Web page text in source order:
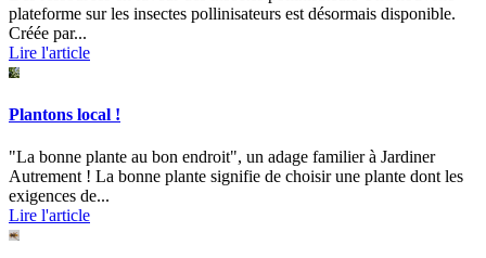
plateforme sur les insectes pollinisateurs est désormais disponible.
Créée par...
Lire l'article
Plantons local !
"La bonne plante au bon endroit", un adage familier à Jardiner
Autrement ! La bonne plante signifie de choisir une plante dont les
exigences de...
Lire l'article